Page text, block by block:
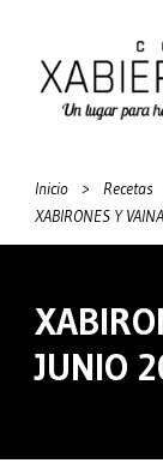
Inicio > Recetas
XABIRONES Y
JUNIO